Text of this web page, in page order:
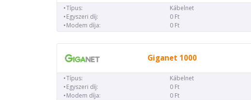
Típus:
Kábelnet
Egyszeri díj:
0 Ft
Modem díja:
0 Ft
Giganet 1000
Típus:
Kábelnet
Egyszeri díj:
0 Ft
Modem díja:
0 Ft